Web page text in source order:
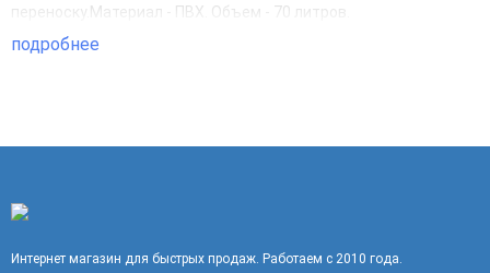
переноску.Материал - ПВХ. Объем - 70 литров.
подробнее
Интернет магазин для быстрых продаж. Работаем с 2010 года.